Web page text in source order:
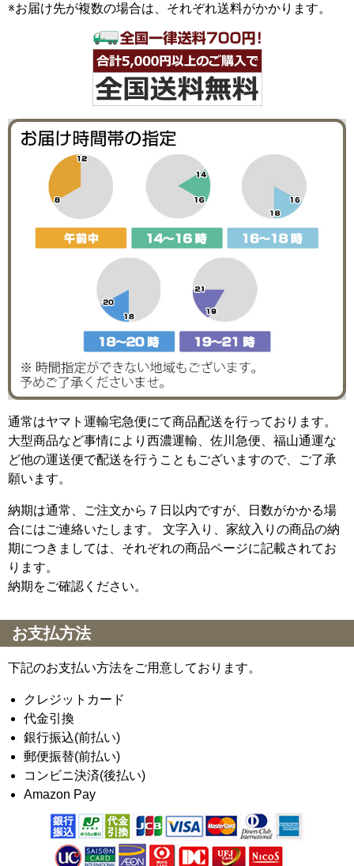
※お届け先が複数の場合は、それぞれ送料がかかります。
通常はヤマト運輸宅急便にて商品配送を行っております。
大型商品など事情により西濃運輸、佐川急便、福山通運な
ど他の運送便で配送を行うこともございますので、ご了承
願います。
納期は通常、ご注文から７日以内ですが、日数がかかる場
合にはご連絡いたします。 文字入り、家紋入りの商品の納
期につきましては、それぞれの商品ページに記載されてお
ります。
納期をご確認ください。
お支払方法
下記のお支払い方法をご用意しております。
クレジットカード
代金引換
銀行振込(前払い)
郵便振替(前払い)
コンビニ決済(後払い)
Amazon Pay